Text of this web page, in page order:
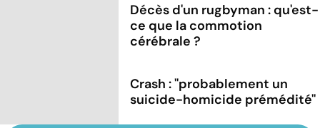
Décès d'un rugbyman : qu'est-
ce que la commotion
cérébrale ?
Crash : ''probablement un
suicide-homicide prémédité''